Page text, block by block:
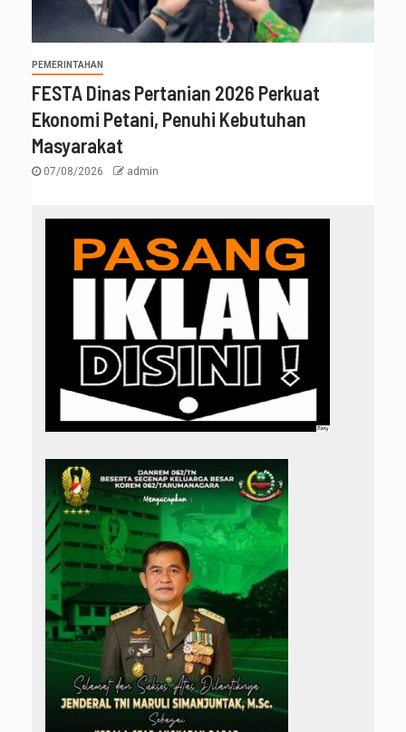
PEMERINTAHAN
FESTA Dinas Pertanian 2026 Perkuat
Ekonomi Petani, Penuhi Kebutuhan
Masyarakat
07/08/2026 admin